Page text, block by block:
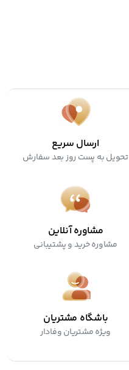
ارسال سریع
تحویل به پست روز بعد سفارش
مشاوره آنلاین
مشاوره خرید و پشتیبانی
باشگاه مشتریان
ویژه مشتریان وفادار